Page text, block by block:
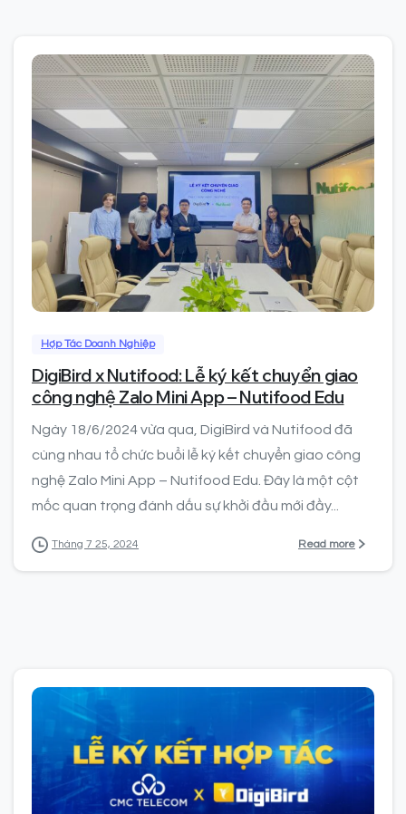
0
Hợp Tác Doanh Nghiệp
DigiBird x Nutifood: Lễ ký kết chuyển giao
công nghệ Zalo Mini App – Nutifood Edu
Ngày 18/6/2024 vừa qua, DigiBird và Nutifood đã
cùng nhau tổ chức buổi lễ ký kết chuyển giao công
nghệ Zalo Mini App – Nutifood Edu. Đây là một cột
mốc quan trọng đánh dấu sự khởi đầu mới đầy...
Tháng 7 25, 2024 Read more